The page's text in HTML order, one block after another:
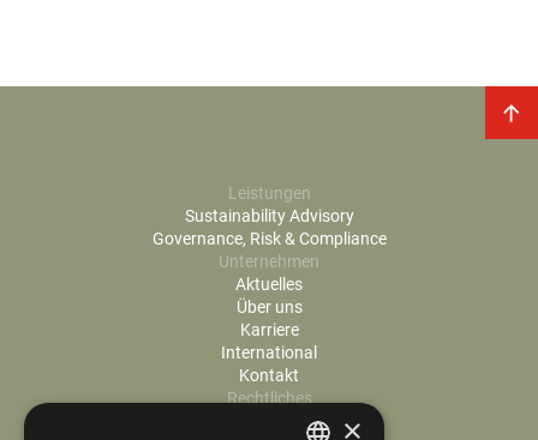
Leistungen
Sustainability Advisory
Governance, Risk & Compliance
Unternehmen
Aktuelles
Über uns
Karriere
International
Kontakt
Rechtliches
Cookie-Einstellungen×